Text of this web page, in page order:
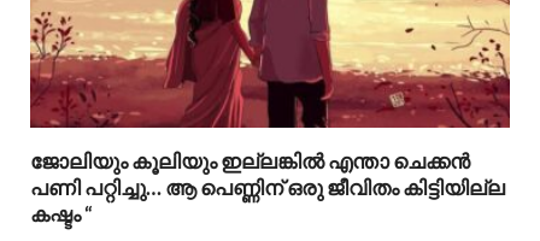
ജോലിയും കൂലിയും ഇല്ലങ്കിൽ എന്താ ചെക്കൻ
പണി പറ്റിച്ചു… ആ പെണ്ണിന് ഒരു ജീവിതം കിട്ടിയില്ല
കഷ്ടം “